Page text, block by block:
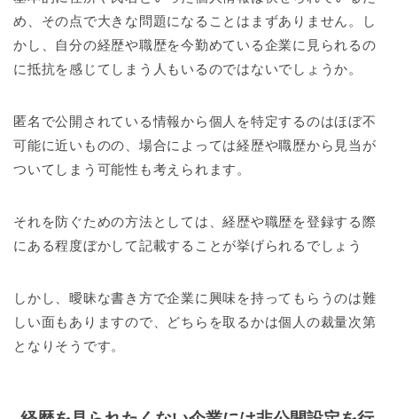
め、その点で大きな問題になることはまずありません。し
かし、自分の経歴や職歴を今勤めている企業に見られるの
に抵抗を感じてしまう人もいるのではないでしょうか。
匿名で公開されている情報から個人を特定するのはほぼ不
可能に近いものの、場合によっては経歴や職歴から見当が
ついてしまう可能性も考えられます。
それを防ぐための方法としては、経歴や職歴を登録する際
にある程度ぼかして記載することが挙げられるでしょう
しかし、曖昧な書き方で企業に興味を持ってもらうのは難
しい面もありますので、どちらを取るかは個人の裁量次第
となりそうです。